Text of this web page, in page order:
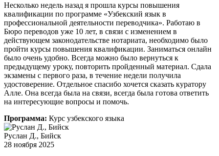
Несколько недель назад я прошла курсы повышения
квалификации по программе «Узбекский язык в
профессиональной деятельности переводчика». Работаю в
Бюро переводов уже 10 лет, в связи с изменением в
действующем законодательстве нотариата, необходимо было
пройти курсы повышения квалификации. Заниматься онлайн
было очень удобно. Всегда можно было вернуться к
предыдущему уроку, повторить пройденный материал. Сдала
экзамены с первого раза, в течение недели получила
удостоверение. Отдельное спасибо хочется сказать куратору
Алле. Она всегда была на связи, всегда была готова ответить
на интересующие вопросы и помочь.
Программа: Курс узбекского языка
Руслан Д., Бийск
28 ноября 2025